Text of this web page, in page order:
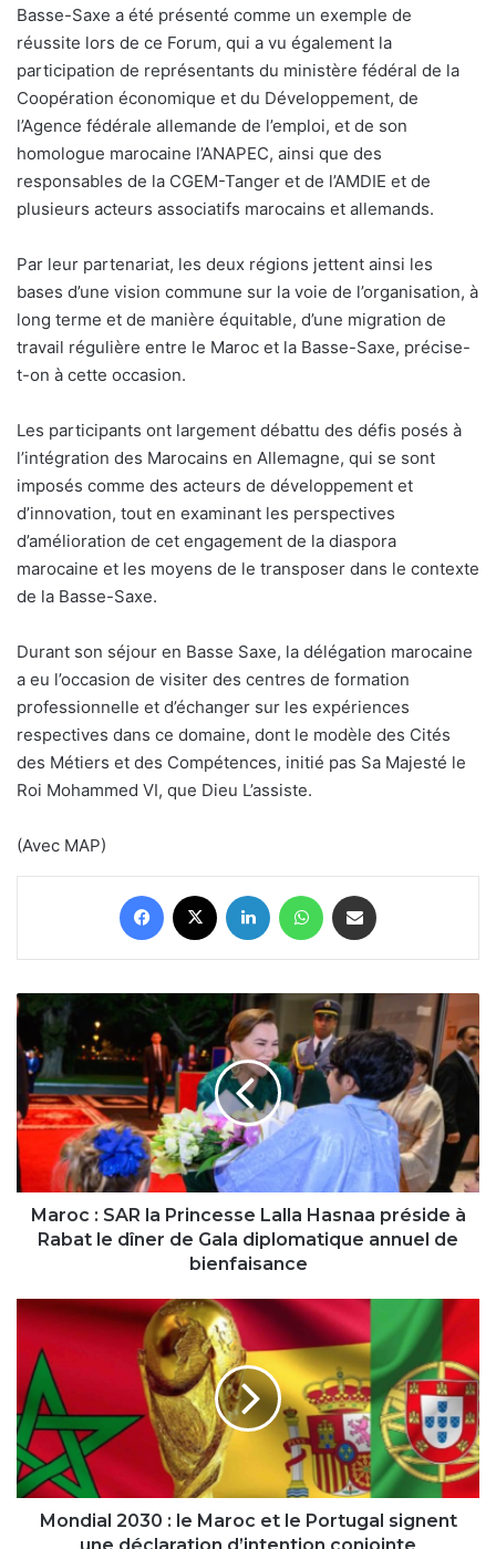
Basse-Saxe a été présenté comme un exemple de
réussite lors de ce Forum, qui a vu également la
participation de représentants du ministère fédéral de la
Coopération économique et du Développement, de
l’Agence fédérale allemande de l’emploi, et de son
homologue marocaine l’ANAPEC, ainsi que des
responsables de la CGEM-Tanger et de l’AMDIE et de
plusieurs acteurs associatifs marocains et allemands.
Par leur partenariat, les deux régions jettent ainsi les
bases d’une vision commune sur la voie de l’organisation, à
long terme et de manière équitable, d’une migration de
travail régulière entre le Maroc et la Basse-Saxe, précise-
t-on à cette occasion.
Les participants ont largement débattu des défis posés à
l’intégration des Marocains en Allemagne, qui se sont
imposés comme des acteurs de développement et
d’innovation, tout en examinant les perspectives
d’amélioration de cet engagement de la diaspora
marocaine et les moyens de le transposer dans le contexte
de la Basse-Saxe.
Durant son séjour en Basse Saxe, la délégation marocaine
a eu l’occasion de visiter des centres de formation
professionnelle et d’échanger sur les expériences
respectives dans ce domaine, dont le modèle des Cités
des Métiers et des Compétences, initié pas Sa Majesté le
Roi Mohammed VI, que Dieu L’assiste.
(Avec MAP)
Facebook Linkedin WhatsApp
Maroc :
la
Princesse
Lalla
Hasnaa
préside
à
Rabat
dîner
diplomatique
annuel
bienfaisance
Maroc : SAR la Princesse Lalla Hasnaa préside à
Rabat le dîner de Gala diplomatique annuel de
bienfaisance
Mondial
Maroc
et
le
Portugal
signent
une
déclaration
Mondial 2030 : le Maroc et le Portugal signent